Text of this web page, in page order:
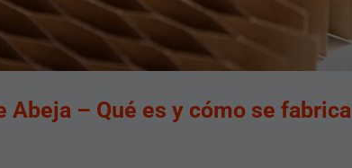
Abeja – Qué es y cómo se fabrica